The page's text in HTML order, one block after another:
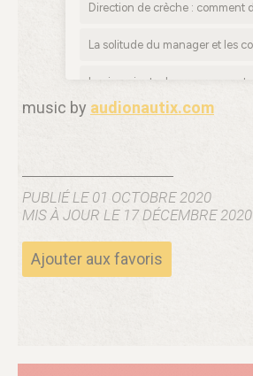
music by audionautix.com
PUBLIÉ LE 01 OCTOBRE 2020
MIS À JOUR LE 17 DÉCEMBRE 2020
Ajouter aux favoris